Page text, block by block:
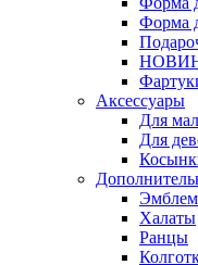
Форма
Аксессуары
Для
Для
Халаты
Ранцы